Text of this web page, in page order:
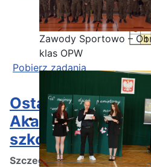
Zawody Sportowo –
klas OPW
Pobierz zadania
Ostatnia garść
Akademii CISCO
szkolnym2025/
Szczegóły